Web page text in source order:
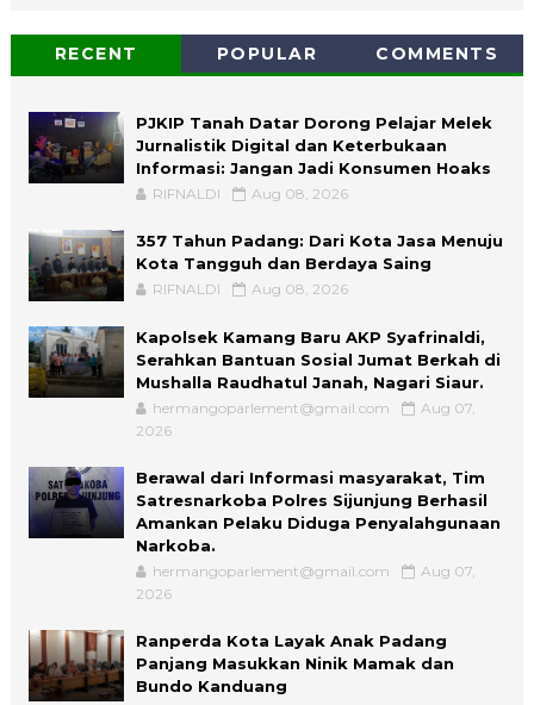
RECENT POPULAR COMMENTS
PJKIP Tanah Datar Dorong Pelajar Melek
Jurnalistik Digital dan Keterbukaan
Informasi: Jangan Jadi Konsumen Hoaks
RIFNALDI Aug 08, 2026
357 Tahun Padang: Dari Kota Jasa Menuju
Kota Tangguh dan Berdaya Saing
RIFNALDI Aug 08, 2026
Kapolsek Kamang Baru AKP Syafrinaldi,
Serahkan Bantuan Sosial Jumat Berkah di
Mushalla Raudhatul Janah, Nagari Siaur.
hermangoparlement@gmail.com
Aug 07,
2026
Berawal dari Informasi masyarakat, Tim
Satresnarkoba Polres Sijunjung Berhasil
Amankan Pelaku Diduga Penyalahgunaan
Narkoba.
hermangoparlement@gmail.com
Aug 07,
2026
Ranperda Kota Layak Anak Padang
Panjang Masukkan Ninik Mamak dan
Bundo Kanduang